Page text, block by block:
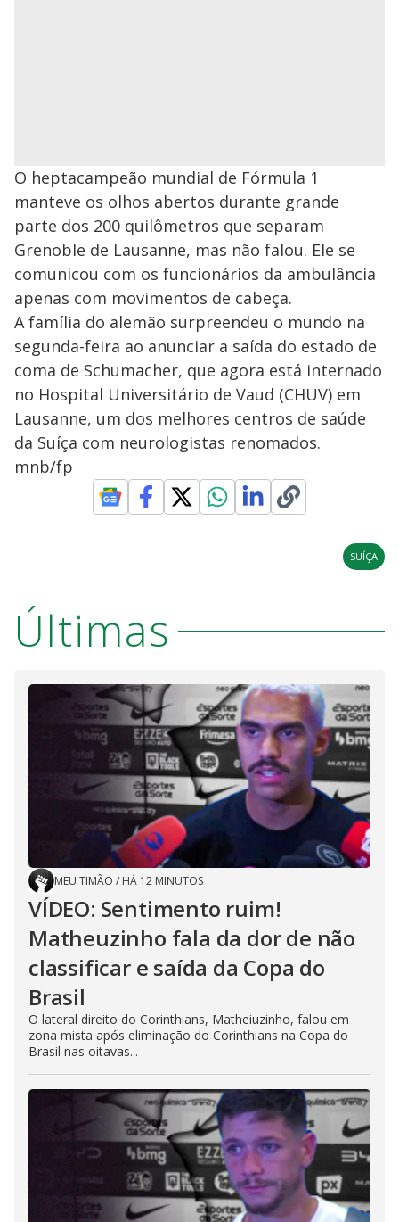
O heptacampeão mundial de Fórmula 1
manteve os olhos abertos durante grande
parte dos 200 quilômetros que separam
Grenoble de Lausanne, mas não falou. Ele se
comunicou com os funcionários da ambulância
apenas com movimentos de cabeça.
A família do alemão surpreendeu o mundo na
segunda-feira ao anunciar a saída do estado de
coma de Schumacher, que agora está internado
no Hospital Universitário de Vaud (CHUV) em
Lausanne, um dos melhores centros de saúde
da Suíça com neurologistas renomados.
mnb/fp
SUÍÇA
Últimas
MEU TIMÃO / HÁ 12 MINUTOS
VÍDEO: Sentimento ruim!
Matheuzinho fala da dor de não
classificar e saída da Copa do
Brasil
O lateral direito do Corinthians, Matheiuzinho, falou em
zona mista após eliminação do Corinthians na Copa do
Brasil nas oitavas...